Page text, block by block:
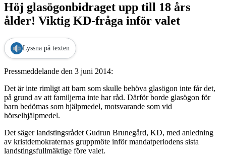
Höj glasögonbidraget upp till 18 års
ålder! Viktig KD-fråga inför valet
Lyssna på texten
Pressmeddelande den 3 juni 2014:
Det är inte rimligt att barn som skulle behöva glasögon inte får det,
på grund av att familjerna inte har råd. Därför borde glasögon för
barn bedömas som hjälpmedel, motsvarande som vid
hörselhjälpmedel.
Det säger landstingsrådet Gudrun Brunegård, KD, med anledning
av kristdemokraternas gruppmöte inför mandatperiodens sista
landstingsfullmäktige före valet.